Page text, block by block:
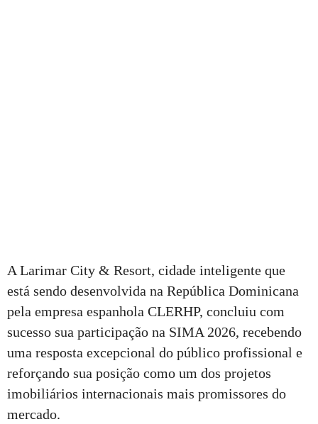
A Larimar City & Resort, cidade inteligente que
está sendo desenvolvida na República Dominicana
pela empresa espanhola CLERHP, concluiu com
sucesso sua participação na SIMA 2026, recebendo
uma resposta excepcional do público profissional e
reforçando sua posição como um dos projetos
imobiliários internacionais mais promissores do
mercado.